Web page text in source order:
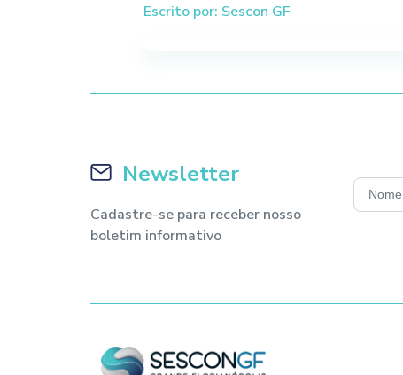
Escrito por: Sescon GF
Newsletter
Cadastre-se para receber nosso
boletim informativo